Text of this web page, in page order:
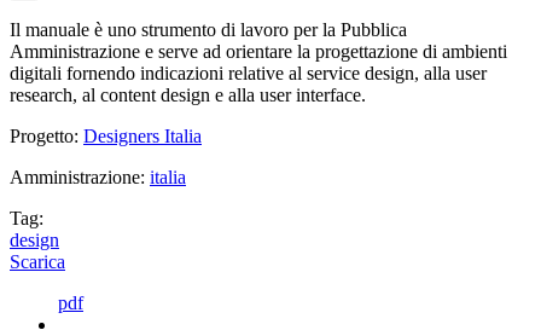
Il manuale è uno strumento di lavoro per la Pubblica
Amministrazione e serve ad orientare la progettazione di ambienti
digitali fornendo indicazioni relative al service design, alla user
research, al content design e alla user interface.
Progetto: Designers Italia
Amministrazione: italia
Tag:
design
Scarica
pdf